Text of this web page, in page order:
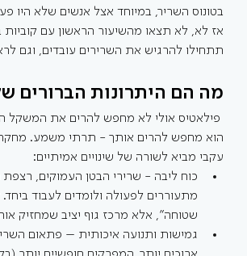
בטונוס השריר, במיוחד אצל אנשים שלא היו
אז לא, לא תצאו מהשיעור הראשון עם קוביות
תתחילו להרגיש את השרירים עובדים, וגם
מה הם היתרונות הברורים
פילאטיס אולי לא מחפש להרים את המשקל
הוא מחפש להרים אותך - תרתי משמע.
עקבי מביא לשורה של שינויים אמיתיים:
כוח ליבה - שרירי הבטן העמוקים, רצפת
מתעוררים לפעולה ולומדים לעבוד
שטוחה", אלא מרכז גוף יציב שמחזיק
גמישות ותנועה איכותית – פתאום